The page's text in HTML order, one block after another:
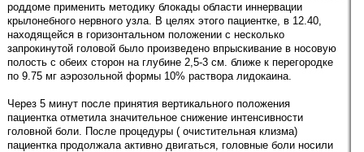
роддоме применить методику блокады области иннервации
крылонебного нервного узла. В целях этого пациентке, в 12.40,
находящейся в горизонтальном положении с несколько
запрокинутой головой было произведено впрыскивание в носовую
полость с обеих сторон на глубине 2,5-3 см. ближе к перегородке
по 9.75 мг аэрозольной формы 10% раствора лидокаина.
Через 5 минут после принятия вертикального положения
пациентка отметила значительное снижение интенсивности
головной боли. После процедуры ( очистительная клизма)
пациентка продолжала активно двигаться, головные боли носили